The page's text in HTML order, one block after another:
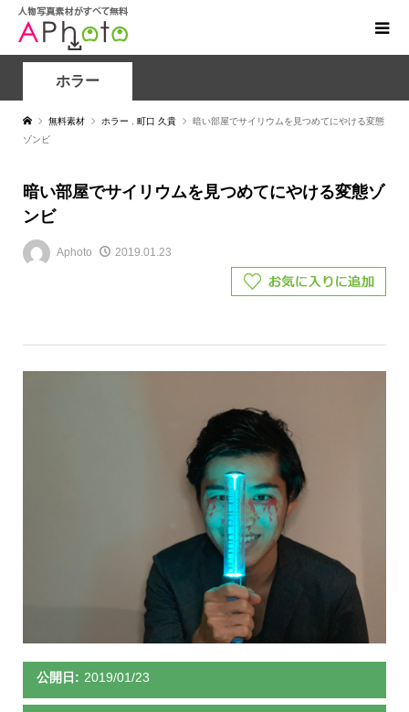
ホラー
無料素材 ホラー 町口 久貴
暗い部屋でサイリウムを見つめてにやける変態
ゾンビ
暗い部屋でサイリウムを見つめてにやける変態ゾ
ンビ
Aphoto 2019.01.23
公開日: 2019/01/23